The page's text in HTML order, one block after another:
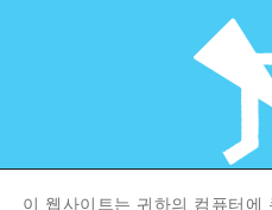
이 웹사이트는 귀하의 컴퓨터에